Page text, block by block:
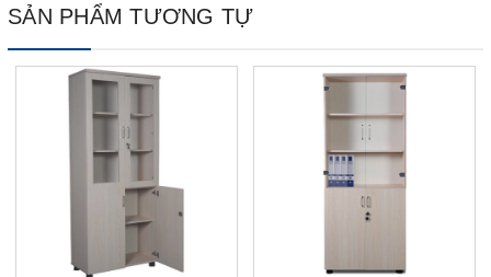
SẢN PHẨM TƯƠNG TỰ